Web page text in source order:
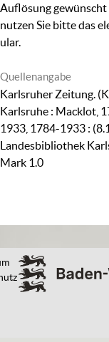
Auflösung
nutzen Sie bitte das
ular.
Quellenangabe
Karlsruher Zeitung.
Karlsruhe : Macklot,
1933, 1784-1933 :
Landesbibliothek
Mark 1.0